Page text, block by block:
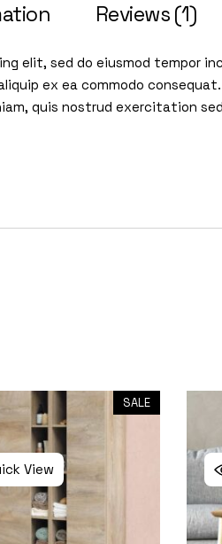
Reviews (1)
elit, sed do eiusmod tempor
ex ea commodo
quis nostrud exercitation
SALE
View